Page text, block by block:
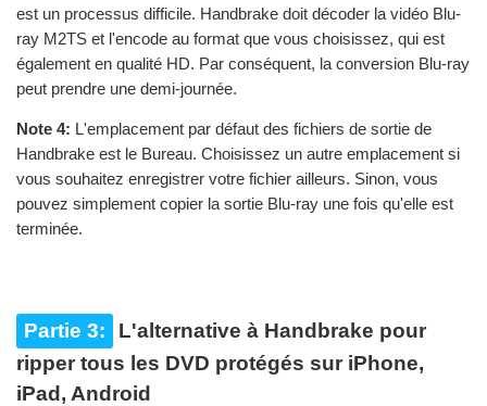
est un processus difficile. Handbrake doit décoder la vidéo Blu-
ray M2TS et l'encode au format que vous choisissez, qui est
également en qualité HD. Par conséquent, la conversion Blu-ray
peut prendre une demi-journée.
Note 4: L'emplacement par défaut des fichiers de sortie de
Handbrake est le Bureau. Choisissez un autre emplacement si
vous souhaitez enregistrer votre fichier ailleurs. Sinon, vous
pouvez simplement copier la sortie Blu-ray une fois qu'elle est
terminée.
Partie 3:
L'alternative à Handbrake pour
ripper tous les DVD protégés sur iPhone,
iPad, Android